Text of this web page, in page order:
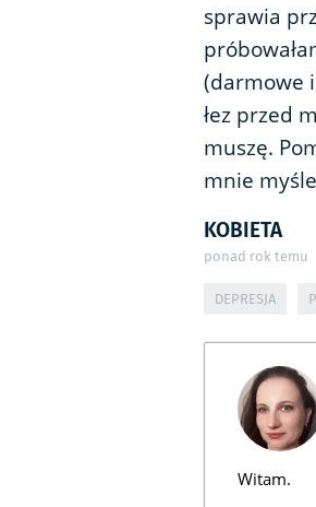
sprawia
(darmowe
łez przed
muszę.
mnie
KOBIETA
ponad rok temu
DEPRESJA
Witam.